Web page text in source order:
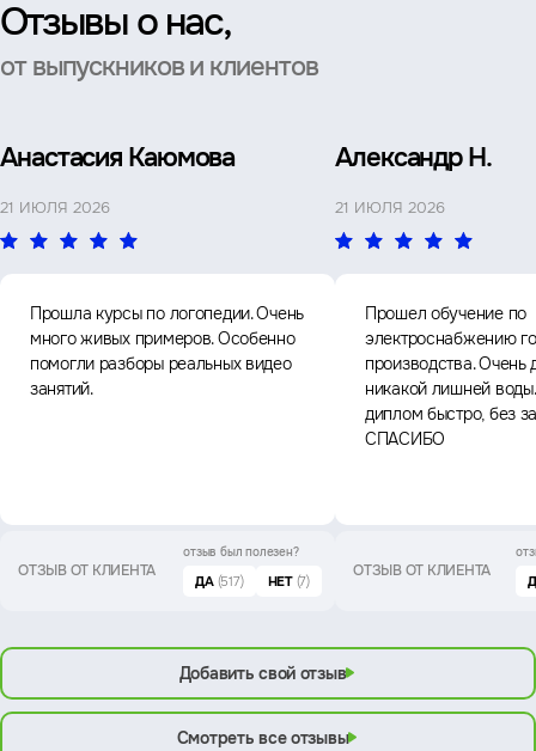
Отзывы о нас,
от выпускников и клиентов
Анастасия Каюмова
21 ИЮЛЯ 2026
Прошла курсы по логопедии. Очень
много живых примеров. Особенно
помогли разборы реальных видео
занятий.
ОТЗЫВ ОТ КЛИЕНТА
отзыв был полезен?
ДА (517) НЕТ (7)
Александр Н.
21 ИЮЛЯ 2026
Прошел обучение по
электроснабжению
производства. Очень
никакой лишней
диплом быстро, без
СПАСИБО
ОТЗЫВ ОТ КЛИЕНТА
Добавить свой отзыв
Смотреть все отзывы